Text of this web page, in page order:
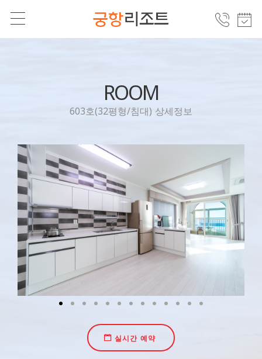
ROOM
603호(32평형/침대) 상세정보
실시간 예약